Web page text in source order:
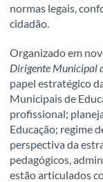
normas legais,
cidadão.
Organizado em
Dirigente Municipal
papel estratégico
Municipais de
profissional;
Educação; regime
perspectiva da
pedagógicos,
estão articulados